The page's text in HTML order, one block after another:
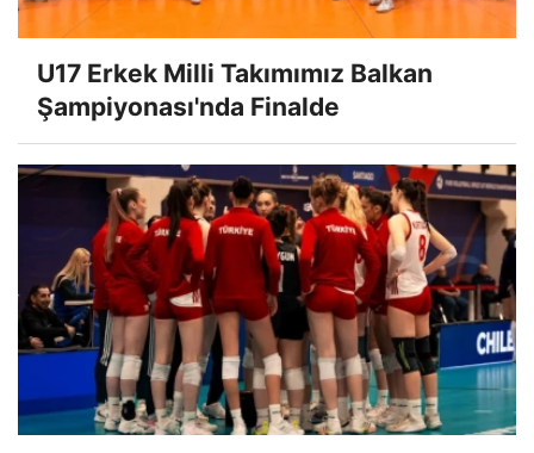
U17 Erkek Milli Takımımız Balkan
Şampiyonası'nda Finalde